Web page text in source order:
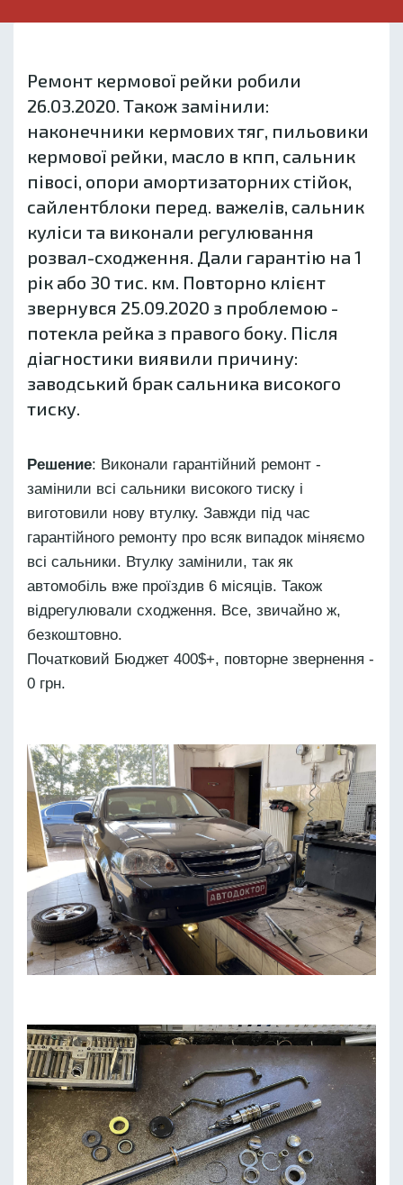
Ремонт кермової рейки робили
26.03.2020. Також замінили:
наконечники кермових тяг, пильовики
кермової рейки, масло в кпп, сальник
півосі, опори амортизаторних стійок,
сайлентблоки перед. важелів, сальник
куліси та виконали регулювання
розвал-сходження. Дали гарантію на 1
рік або 30 тис. км. Повторно клієнт
звернувся 25.09.2020 з проблемою -
потекла рейка з правого боку. Після
діагностики виявили причину:
заводський брак сальника високого
тиску.
Решение: Виконали гарантійний ремонт -
замінили всі сальники високого тиску і
виготовили нову втулку. Завжди під час
гарантійного ремонту про всяк випадок міняємо
всі сальники. Втулку замінили, так як
автомобіль вже проїздив 6 місяців. Також
відрегулювали сходження. Все, звичайно ж,
безкоштовно.
Початковий Бюджет 400$+, повторне звернення -
0 грн.